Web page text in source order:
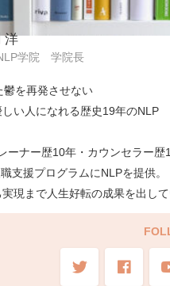
洋
学院 学院長
を再発させない
い人になれる歴史19年のNLP
ーナー歴10年・カウンセラー歴
支援プログラムにNLPを提供。
現まで人生好転の成果を出して